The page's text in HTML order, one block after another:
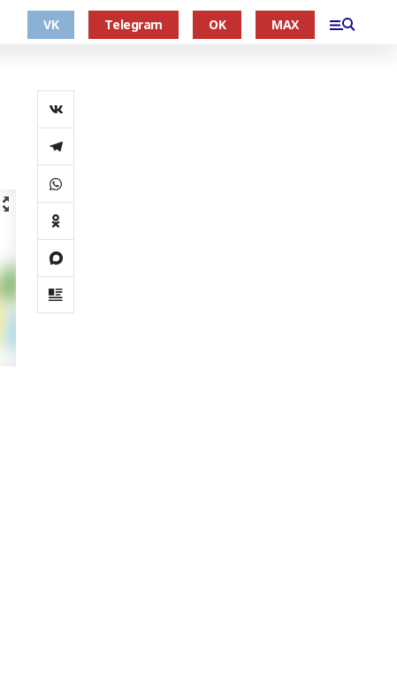
VK Telegram OK MAX